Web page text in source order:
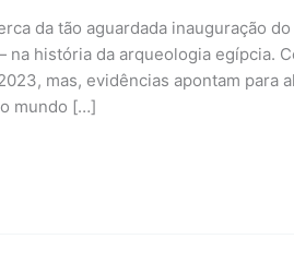
da tão aguardada inauguração
história da arqueologia egípcia.
mas, evidências apontam para
mundo […]